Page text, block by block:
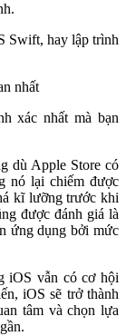
Swift, hay lập trình
nhất
xác nhất mà bạn
dù Apple Store có
nó lại chiếm được
kĩ lưỡng trước khi
được đánh giá là
ứng dụng bởi mức
iOS vẫn có cơ hội
iOS sẽ trở thành
tâm và chọn lựa